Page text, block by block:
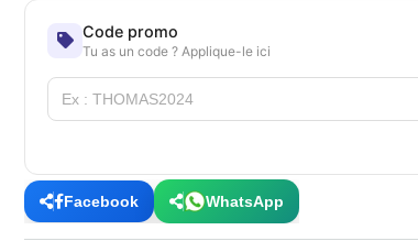
Code promo
Tu as un code ? Applique-le ici
Facebook WhatsApp